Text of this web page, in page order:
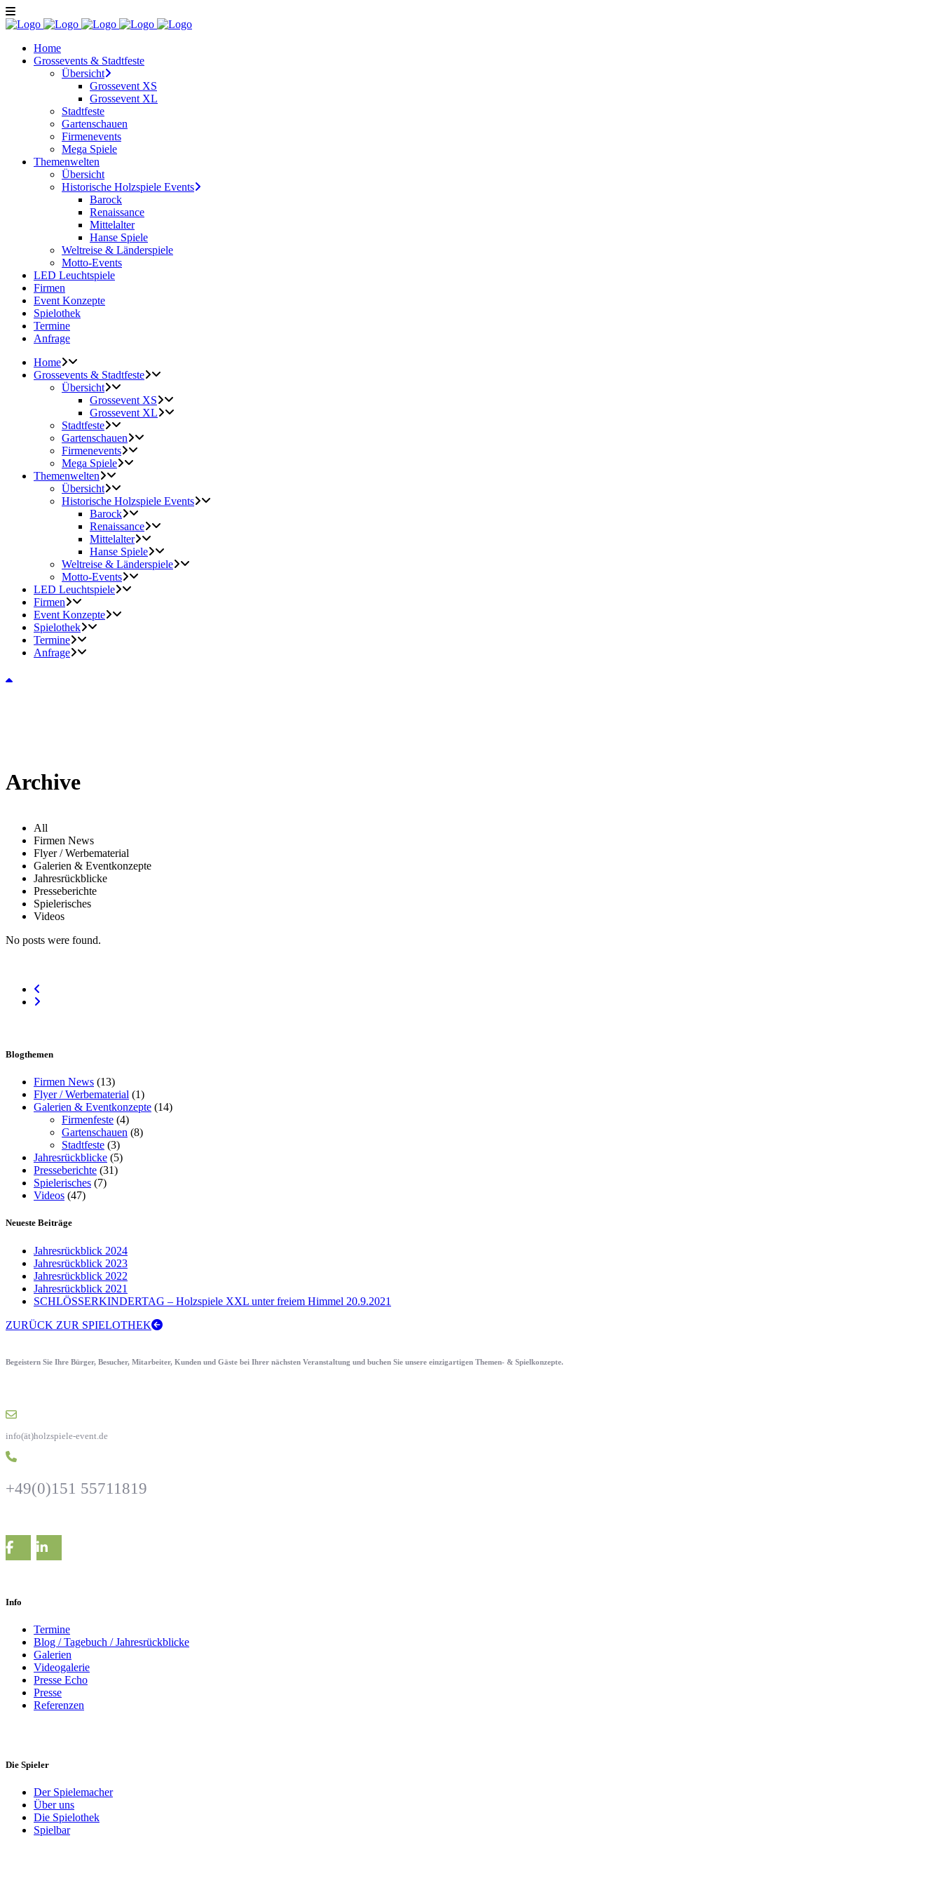
Home
Grossevents & Stadtfeste
Übersicht
Grossevent XS
Grossevent XL
Stadtfeste
Gartenschauen
Firmenevents
Mega Spiele
Themenwelten
Übersicht
Historische Holzspiele Events
Barock
Renaissance
Mittelalter
Hanse Spiele
Weltreise & Länderspiele
Motto-Events
LED Leuchtspiele
Firmen
Event Konzepte
Spielothek
Termine
Anfrage
Home
Grossevents & Stadtfeste
Übersicht
Grossevent XS
Grossevent XL
Stadtfeste
Gartenschauen
Firmenevents
Mega Spiele
Themenwelten
Übersicht
Historische Holzspiele Events
Barock
Renaissance
Mittelalter
Hanse Spiele
Weltreise & Länderspiele
Motto-Events
LED Leuchtspiele
Firmen
Event Konzepte
Spielothek
Termine
Anfrage
Archive
All
Firmen News
Flyer / Werbematerial
Galerien & Eventkonzepte
Jahresrückblicke
Presseberichte
Spielerisches
Videos
No posts were found.
Blogthemen
Firmen News (13)
Flyer / Werbematerial (1)
Galerien & Eventkonzepte (14)
Firmenfeste (4)
Gartenschauen (8)
Stadtfeste (3)
Jahresrückblicke (5)
Presseberichte (31)
Spielerisches (7)
Videos (47)
Neueste Beiträge
Jahresrückblick 2024
Jahresrückblick 2023
Jahresrückblick 2022
Jahresrückblick 2021
SCHLÖSSERKINDERTAG – Holzspiele XXL unter freiem Himmel 20.9.2021
ZURÜCK ZUR SPIELOTHEK
Begeistern Sie Ihre Bürger, Besucher, Mitarbeiter, Kunden und Gäste bei Ihrer nächsten Veranstaltung und buchen Sie unsere einzigartigen Themen- & Spielkonzepte.
info(ät)holzspiele-event.de
+49(0)151 55711819
Info
Termine
Blog / Tagebuch / Jahresrückblicke
Galerien
Videogalerie
Presse Echo
Presse
Referenzen
Die Spieler
Der Spielemacher
Über uns
Die Spielothek
Spielbar